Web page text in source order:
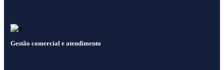
Gestão comercial e atendimento